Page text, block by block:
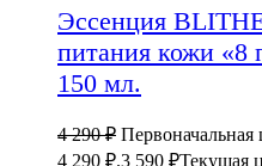
Эссенция
питания кожи «8
150 мл.
4 290₽ Первоначальная
4 290 ₽.3 590 ₽Текущая